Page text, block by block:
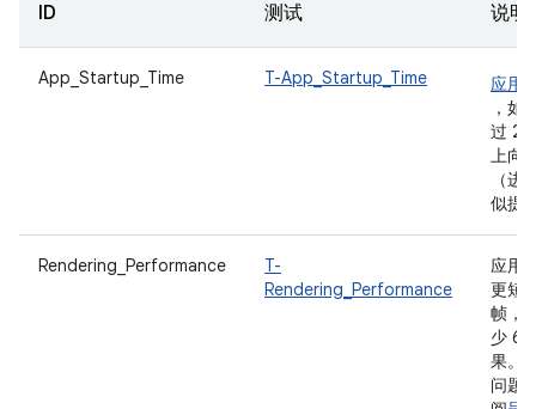
ID 测试 说明
App_Startup_Time T-App_Startup_Time
应用
，如
过 2
上向
（进
似提
Rendering_Performance
T-
Rendering_Performance
应用
更短
帧，
少
果。
问题